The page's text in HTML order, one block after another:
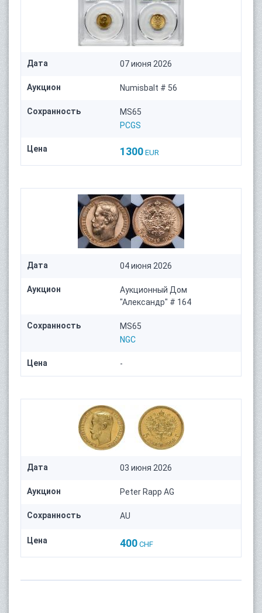
Дата 07 июня 2026
Аукцион Numisbalt # 56
Сохранность
MS65
PCGS
Цена 1300 EUR
Дата 04 июня 2026
Аукцион
Аукционный Дом
"Александр" # 164
Сохранность
MS65
NGC
Цена -
Дата 03 июня 2026
Аукцион Peter Rapp AG
Сохранность AU
Цена 400 CHF